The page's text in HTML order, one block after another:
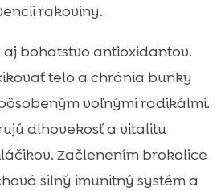
rakoviny.
bohatstvo antioxidantov.
telo a chránia bunky
voľnými radikálmi.
dlhovekosť a vitalitu
Začlenením brokolice
silný imunitný systém a